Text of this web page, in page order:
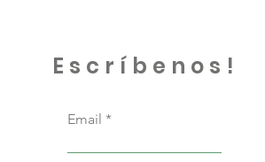
Escríbenos!
Email